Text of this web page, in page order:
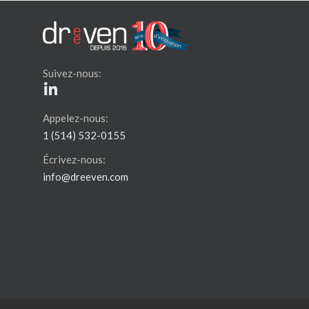
Suivez-nous:
Appelez-nous:
1 (514) 532-0155
Écrivez-nous:
info@dreeven.com